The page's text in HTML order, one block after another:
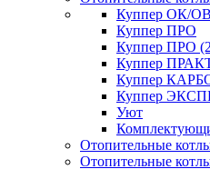
Куппер ОК/
Куппер ПРО
Куппер ПРО
Куппер
Куппер
Куппер
Уют
Отопительные
Отопительные